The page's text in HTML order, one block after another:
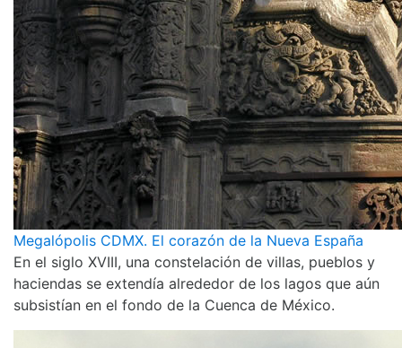
Megalópolis CDMX. El corazón de la Nueva España
En el siglo XVIII, una constelación de villas, pueblos y
haciendas se extendía alrededor de los lagos que aún
subsistían en el fondo de la Cuenca de México.